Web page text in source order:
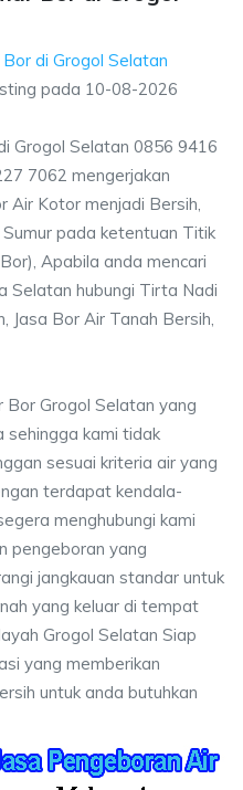
di Grogol Selatan
pada 10-08-2026
Grogol Selatan 0856 9416
7062 mengerjakan
Air Kotor menjadi Bersih,
pada ketentuan Titik
Apabila anda mencari
Selatan hubungi Tirta Nadi
Jasa Bor Air Tanah Bersih,
Bor Grogol Selatan yang
sehingga kami tidak
sesuai kriteria air yang
terdapat kendala-
menghubungi kami
pengeboran yang
jangkauan standar untuk
yang keluar di tempat
Grogol Selatan Siap
yang memberikan
untuk anda butuhkan